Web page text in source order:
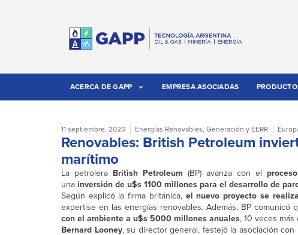
ACERCA DE GAPP EMPRESA ASOCIADAS
11 septiembre, 2020 Energías Renovables, Generación y EERR
Renovables: British Petroleum
marítimo
La petrolera British Petroleum (BP) avanza con el
unainversión de u$s 1100 millones para el desarrollo de
Según explicó la firma británica, el nuevo proyecto se
expertise en las energías renovables. Además, BP
con el ambiente a u$s 5000 millones anuales, 10 veces
Bernard Looney, su director general, festejó la asociación